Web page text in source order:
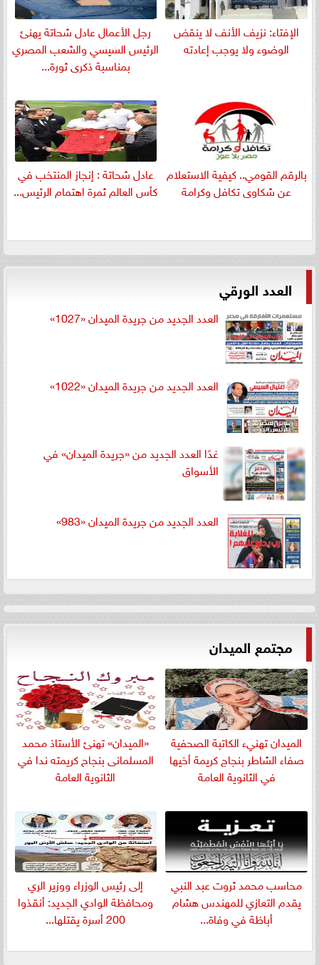
الإفتاء: نزيف الأنف لا ينقض
الوضوء ولا يوجب إعادته
رجل الأعمال عادل شحاتة يهنئ
الرئيس السيسي والشعب المصري
بمناسبة ذكرى ثورة...
بالرقم القومي.. كيفية الاستعلام
عن شكاوى تكافل وكرامة
عادل شحاتة : إنجاز المنتخب في
كأس العالم ثمرة اهتمام الرئيس...
العدد الورقي
العدد الجديد من جريدة الميدان «1027»
العدد الجديد من جريدة الميدان «1022»
غدًا العدد الجديد من «جريدة الميدان» في
الأسواق
العدد الجديد من جريدة الميدان «983»
مجتمع الميدان
الميدان تهنيء الكاتبة الصحفية
صفاء الشاطر بنجاج كريمة أخيها
في الثانوية العامة
«الميدان» تهنئ الأستاذ محمد
المسلمانى بنجاح كريمته ندا في
الثانوية العامة
​محاسب محمد ثروت عبد النبي
يقدم التعازي للمهندس هشام
أباظة في وفاة...
إلى رئيس الوزراء ووزير الري
ومحافظة الوادي الجديد: أنقذوا
200 أسرة يقتلها...